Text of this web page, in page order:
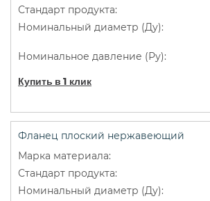
Купить в 1 клик
Фланец плоский нержавеющий